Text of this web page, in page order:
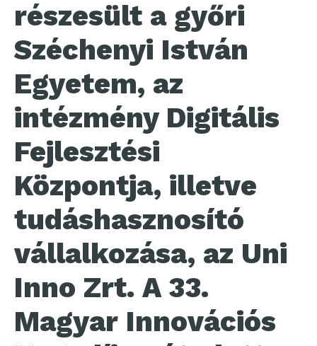
részesült a győri
Széchenyi István
Egyetem, az
intézmény Digitális
Fejlesztési
Központja, illetve
tudáshasznosító
vállalkozása, az Uni
Inno Zrt. A 33.
Magyar Innovációs